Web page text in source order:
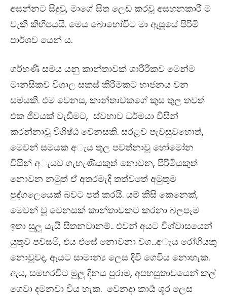
අසන්නට සිදුවු, මාගේ සිත ලෙඩ කරවූ අසහනකාරී ම
වැකි කිහිපයයි. මෙය බොහෝවිට මා ඇසූයේ පිරිමි
පාර්ශව යෙන්‍ ය​.
ගර්භණී සමය යනු කාන්තාවක් ශාරීරිකව මෙන්ම
මානසිකව විශාල සකස් කිරීමකට භාජනය වන
සමයකි. එම වෙනස, කාන්තාවකගේ කුස තුල තවත්
එක ජීවයක් වැඩීමට, ස්වභාව ධර්මයා විසින්
කරන්නාවූ විශිෂ්ඨ වෙනසකි. සරළව පැවසුවහොත්,
මෙවන් සමයක අැය තුල පවත්නාවූ හෝමෝන
විසින් අැයව ගැහැණියකුත් නොවන​, පිරිමියකුත්
නොවන නමුත් ඒ අතරමැදි තත්වතේ අමුතුම
පුද්ගලෙයෙක් බවට පත් කරයි. යම් කිසි කෙනෙක්,
මෙවන් වූ වෙනසක් කාන්තාවකට කරනා බලපෑම
ඉතා සුලු යැයි සිතනවානම්.. එවන් අයට විශ්වාසයෙන්
යුතුව පවසමි, එය එසේ නොවනා වග​…අැය රෝගියකු
නොවූවද​, ඇයට සාමාන්‍ය ලෙස දිවි ගෙවිය නොහැක​.
ඇය​, සමහරවිට මුලු දිනය පුරාම​, අපහසුතාවයෙන් කල්
ගෙවා දමනවා විය හැක​. වෙනදා කාර්‍ය ශූර ලෙස